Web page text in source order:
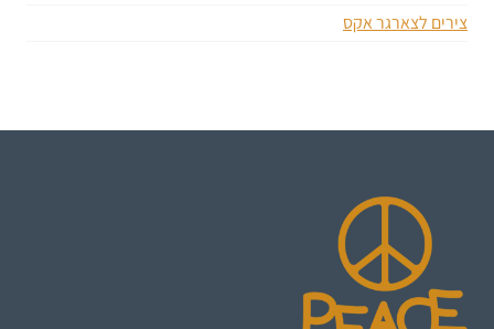
צירים לצארגר אקס